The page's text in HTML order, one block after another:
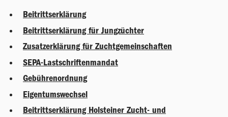
Beitrittserklärung
Beitrittserklärung für Jungzüchter
Zusatzerklärung für Zuchtgemeinschaften
SEPA-Lastschriftenmandat
Gebührenordnung
Eigentumswechsel
Beitrittserklärung Holsteiner Zucht- und